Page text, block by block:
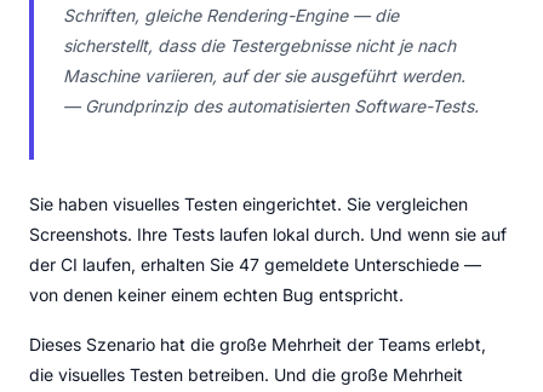
Schriften, gleiche Rendering-Engine — die
sicherstellt, dass die Testergebnisse nicht je nach
Maschine variieren, auf der sie ausgeführt werden.
— Grundprinzip des automatisierten Software-Tests.
Sie haben visuelles Testen eingerichtet. Sie vergleichen
Screenshots. Ihre Tests laufen lokal durch. Und wenn sie auf
der CI laufen, erhalten Sie 47 gemeldete Unterschiede —
von denen keiner einem echten Bug entspricht.
Dieses Szenario hat die große Mehrheit der Teams erlebt,
die visuelles Testen betreiben. Und die große Mehrheit